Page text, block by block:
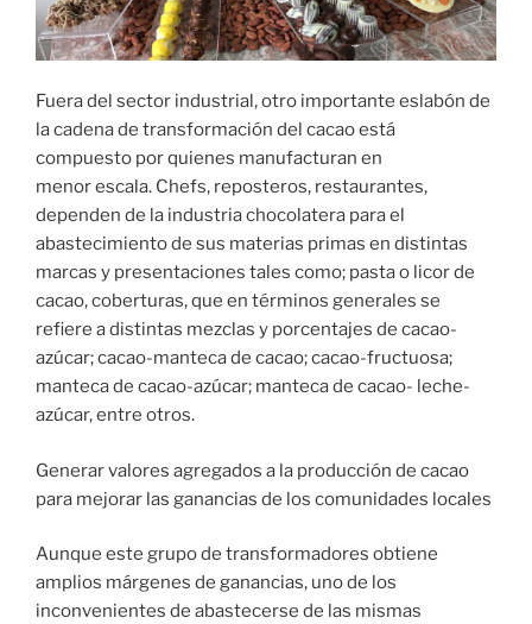
Fuera del sector industrial, otro importante eslabón de
la cadena de transformación del cacao está
compuesto por quienes manufacturan en
menor escala. Chefs, reposteros, restaurantes,
dependen de la industria chocolatera para el
abastecimiento de sus materias primas en distintas
marcas y presentaciones tales como; pasta o licor de
cacao, coberturas, que en términos generales se
refiere a distintas mezclas y porcentajes de cacao-
azúcar; cacao-manteca de cacao; cacao-fructuosa;
manteca de cacao-azúcar; manteca de cacao- leche-
azúcar, entre otros.
Generar valores agregados a la producción de cacao
para mejorar las ganancias de los comunidades locales
Aunque este grupo de transformadores obtiene
amplios márgenes de ganancias, uno de los
inconvenientes de abastecerse de las mismas